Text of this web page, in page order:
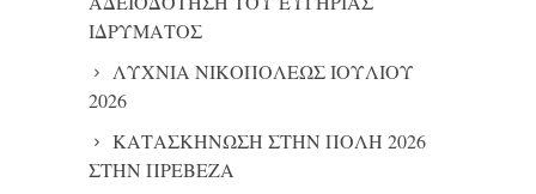
ΙΔΡΥΜΑΤΟΣ
ΛΥΧΝΙΑ ΝΙΚΟΠΟΛΕΩΣ ΙΟΥΛΙΟΥ
2026
ΚΑΤΑΣΚΗΝΩΣΗ ΣΤΗΝ ΠΟΛΗ 2026
ΣΤΗΝ ΠΡΕΒΕΖΑ